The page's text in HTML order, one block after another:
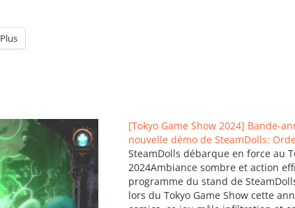
Plus
[Tokyo Game Show 2024] Bande-
nouvelle démo de SteamDolls:
SteamDolls débarque en force au
2024Ambiance sombre et action
programme du stand de
lors du Tokyo Game Show cette